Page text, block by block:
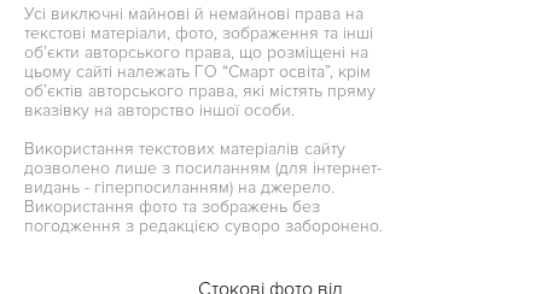
Усі виключні майнові й немайнові права на
текстові матеріали, фото, зображення та інші
об’єкти авторського права, що розміщені на
цьому сайті належать ГО “Смарт освіта”, крім
об’єктів авторського права, які містять пряму
вказівку на авторство іншої особи.
Використання текстових матеріалів сайту
дозволено лише з посиланням (для інтернет-
видань - гіперпосиланням) на джерело.
Використання фото та зображень без
погодження з редакцією суворо заборонено.
Стокові фото від